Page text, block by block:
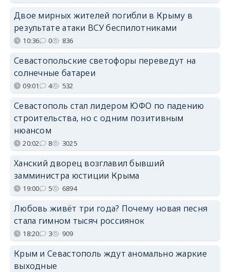
Двое мирных жителей погибли в Крыму в
результате атаки ВСУ беспилотниками
10:36 0 836
Севастопольские светофоры переведут на
солнечные батареи
09:01 4 532
Севастополь стал лидером ЮФО по падению
строительства, но с одним позитивным
нюансом
20:02 8 3025
Ханский дворец возглавил бывший
замминистра юстиции Крыма
19:00 5 6894
Любовь живёт три года? Почему новая песня
стала гимном тысяч россиянок
18:20 3 909
Крым и Севастополь ждут аномально жаркие
выходные